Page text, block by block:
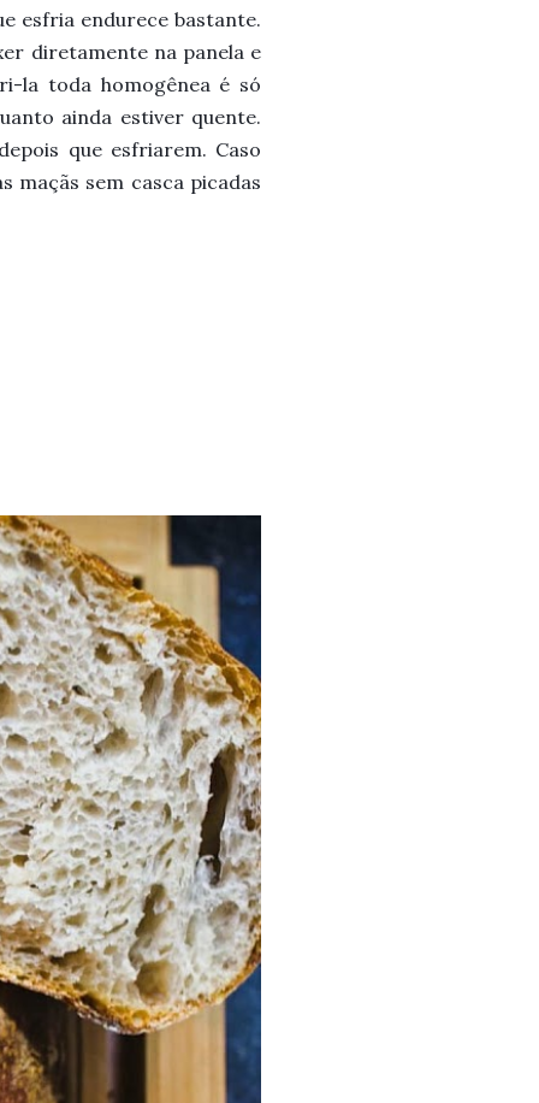
esfria endurece bastante.
diretamente na panela e
la toda homogênea é só
ainda estiver quente.
que esfriarem. Caso
maçãs sem casca picadas